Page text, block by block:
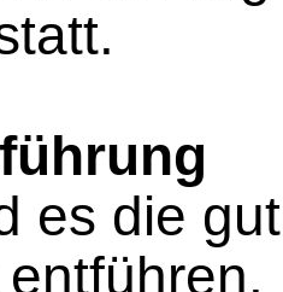
es die